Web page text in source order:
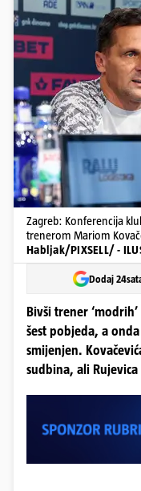
Zagreb: Konferencija
trenerom Mariom
Habljak/PIXSELL/ -
Dodaj
Bivši trener
šest pobjeda, a
smijenjen.
sudbina, ali